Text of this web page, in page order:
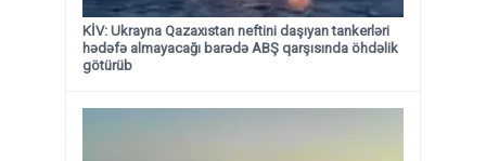
KİV: Ukrayna Qazaxıstan neftini daşıyan tankerləri
hədəfə almayacağı barədə ABŞ qarşısında öhdəlik
götürüb